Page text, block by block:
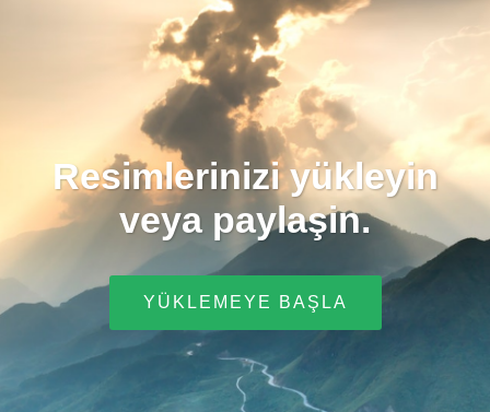
Resimlerinizi yükleyin
veya paylaşin.
YÜKLEMEYE BAŞLA